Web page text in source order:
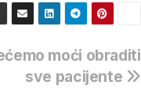
moći obraditi
sve pacijente